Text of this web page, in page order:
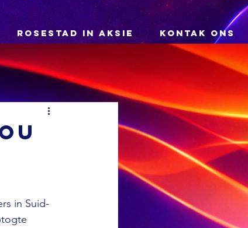
ROSESTAD IN AKSIE KONTAK ONS
in Suid-